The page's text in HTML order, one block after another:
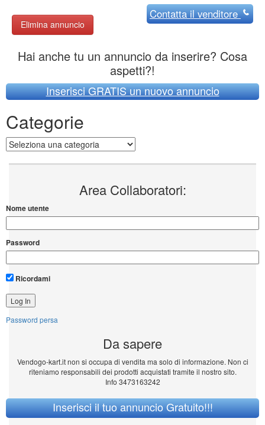
Elimina annuncio
Contattail venditore
Hai anche tu un annuncio da inserire? Cosa
aspetti?!
Inserisci GRATIS un nuovo annuncio
Categorie
Categorie
Area Collaboratori:
Nome utente
Password
Ricordami
Password persa
Da sapere
Vendogo-kart.it non si occupa di vendita ma solo di informazione. Non ci
riteniamo responsabili dei prodotti acquistati tramite il nostro sito.
Info 3473163242
Inserisci il tuo annuncio Gratuito!!!